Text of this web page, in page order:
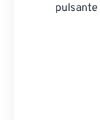
pulsante